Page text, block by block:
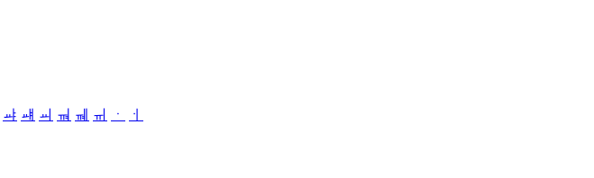
ㆇ ㆈ ㆉ ㆊ ㆋ ㆌ ㆍ
ㆎ